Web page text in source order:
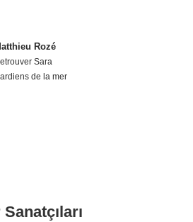
Rozé
Sara
de la mer